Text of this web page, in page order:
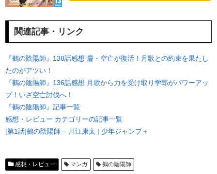
関連記事・リンク
『鵺の陰陽師』138話感想 鏖・空亡が復活！月歌との約束を果たし
たのがアツい！
『鵺の陰陽師』136話感想 月歌から力を受け取り学郎がパワーアッ
プ！いざ空亡討伐へ！
『鵺の陰陽師』記事一覧
感想・レビュー カテゴリーの記事一覧
[第1話]鵺の陰陽師 – 川江康太 | 少年ジャンプ＋
感想・レビュー マンガ 鵺の陰陽師